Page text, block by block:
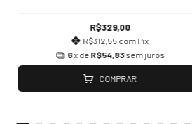
R$329,00
R$312,55 com Pix
6x de R$54,83 sem juros
COMPRAR